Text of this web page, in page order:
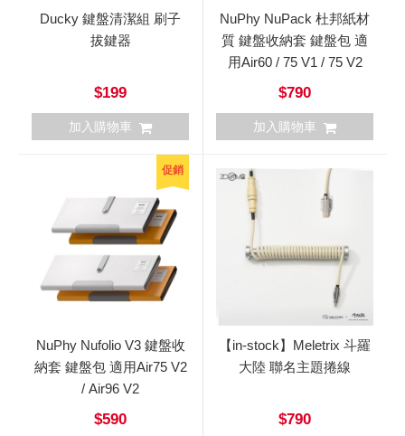
Ducky 鍵盤清潔組 刷子
拔鍵器
$199
加入購物車
NuPhy NuPack 杜邦紙材
質 鍵盤收納套 鍵盤包 適
用Air60 / 75 V1 / 75 V2
$790
加入購物車
促銷
NuPhy Nufolio V3 鍵盤收
納套 鍵盤包 適用Air75 V2
/ Air96 V2
$590
【in-stock】Meletrix 斗羅
大陸 聯名主題捲線
$790